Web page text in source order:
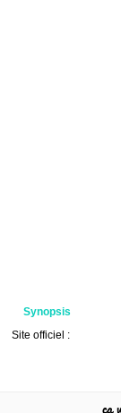
Synopsis
Site officiel :
ça